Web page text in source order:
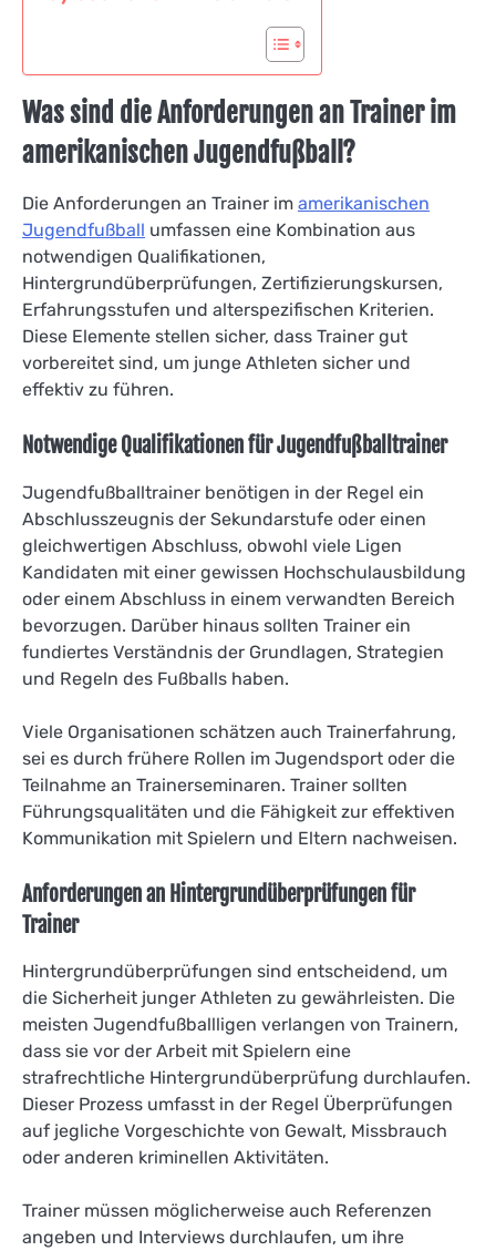
Was sind die Anforderungen an Trainer im
amerikanischen Jugendfußball?
Die Anforderungen an Trainer im amerikanischen
Jugendfußball umfassen eine Kombination aus
notwendigen Qualifikationen,
Hintergrundüberprüfungen, Zertifizierungskursen,
Erfahrungsstufen und alterspezifischen Kriterien.
Diese Elemente stellen sicher, dass Trainer gut
vorbereitet sind, um junge Athleten sicher und
effektiv zu führen.
Notwendige Qualifikationen für Jugendfußballtrainer
Jugendfußballtrainer benötigen in der Regel ein
Abschlusszeugnis der Sekundarstufe oder einen
gleichwertigen Abschluss, obwohl viele Ligen
Kandidaten mit einer gewissen Hochschulausbildung
oder einem Abschluss in einem verwandten Bereich
bevorzugen. Darüber hinaus sollten Trainer ein
fundiertes Verständnis der Grundlagen, Strategien
und Regeln des Fußballs haben.
Viele Organisationen schätzen auch Trainerfahrung,
sei es durch frühere Rollen im Jugendsport oder die
Teilnahme an Trainerseminaren. Trainer sollten
Führungsqualitäten und die Fähigkeit zur effektiven
Kommunikation mit Spielern und Eltern nachweisen.
Anforderungen an Hintergrundüberprüfungen für
Trainer
Hintergrundüberprüfungen sind entscheidend, um
die Sicherheit junger Athleten zu gewährleisten. Die
meisten Jugendfußballligen verlangen von Trainern,
dass sie vor der Arbeit mit Spielern eine
strafrechtliche Hintergrundüberprüfung durchlaufen.
Dieser Prozess umfasst in der Regel Überprüfungen
auf jegliche Vorgeschichte von Gewalt, Missbrauch
oder anderen kriminellen Aktivitäten.
Trainer müssen möglicherweise auch Referenzen
angeben und Interviews durchlaufen, um ihre